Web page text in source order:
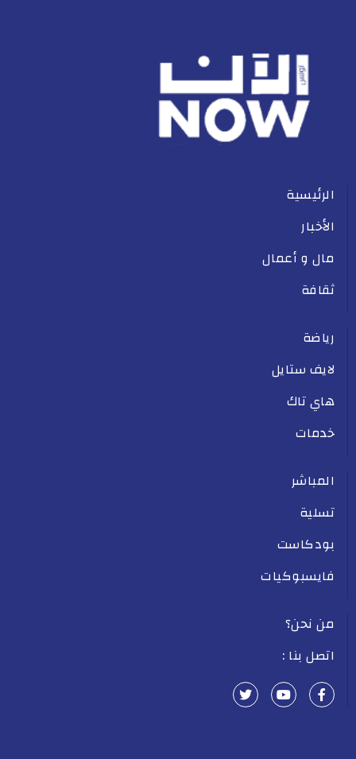
الرئيسية
الأخبار
مال و أعمال
ثقافة
رياضة
لايف ستايل
هاي تاك
خدمات
المباشر
تسلية
بودكاست
فايسبوكيات
من نحن؟
اتصل بنا :